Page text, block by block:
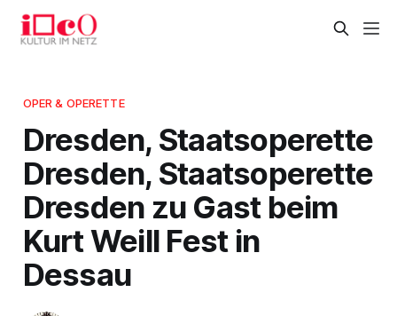
OPER & OPERETTE
Dresden, Staatsoperette
Dresden, Staatsoperette
Dresden zu Gast beim
Kurt Weill Fest in
Dessau